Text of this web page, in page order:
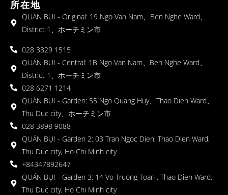
所在地
QUÁN BỤI - Original: 19 Ngo Van Nam、Ben Nghe Ward、
District 1、ホーチミン市
028 3829 1515
QUÁN BỤI - Central: 1B Ngo Van Nam、Ben Nghe Ward、
District 1、ホーチミン市
028 6271 1214
QUÁN BỤI - Garden: 55 Ngo Quang Huy、Thao Dien Ward、
Thu Duc city、ホーチミン市
028 3898 9088
QUÁN BỤI - Garden 2: 03 Tran Ngoc Dien, Thao Dien Ward,
Thu Duc city, Ho Chi Minh city
+84347892647
QUÁN BỤI - Garden 3: 14 Vo Truong Toan , Thao Dien Ward,
Thu Duc city, Ho Chi Minh city